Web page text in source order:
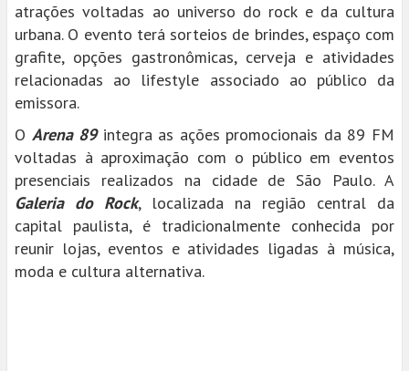
atrações voltadas ao universo do rock e da cultura
urbana. O evento terá sorteios de brindes, espaço com
grafite, opções gastronômicas, cerveja e atividades
relacionadas ao lifestyle associado ao público da
emissora.
O Arena 89integra as ações promocionais da 89 FM
voltadas à aproximação com o público em eventos
presenciais realizados na cidade de São Paulo. A
Galeria do Rock, localizada na região central da
capital paulista, é tradicionalmente conhecida por
reunir lojas, eventos e atividades ligadas à música,
moda e cultura alternativa.